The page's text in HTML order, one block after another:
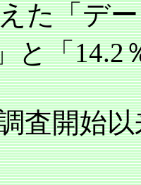
た「デ
と「14.2
査開始